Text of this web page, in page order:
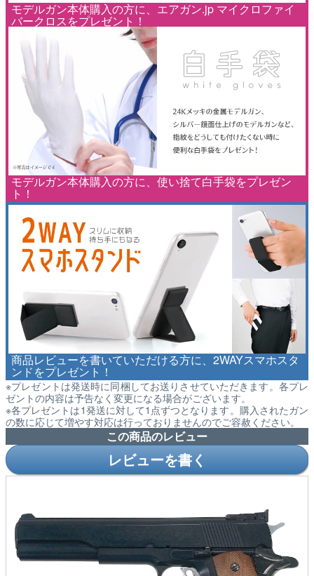
モデルガン本体購入の方に、エアガン.jp マイクロファイ
バークロスをプレゼント！
モデルガン本体購入の方に、使い捨て白手袋をプレゼン
ト！
商品レビューを書いていただける方に、2WAYスマホスタ
ンドをプレゼント！
※プレゼントは発送時に同梱してお送りさせていただきます。各プレ
ゼントの内容は予告なく変更になる場合がございます。
※各プレゼントは1発送に対して1点ずつとなります。購入されたガン
の数に応じて増やす対応は行っておりませんのでご容赦ください。
この商品のレビュー
レビューを書く